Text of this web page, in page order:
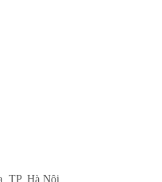
TP. Hà Nội